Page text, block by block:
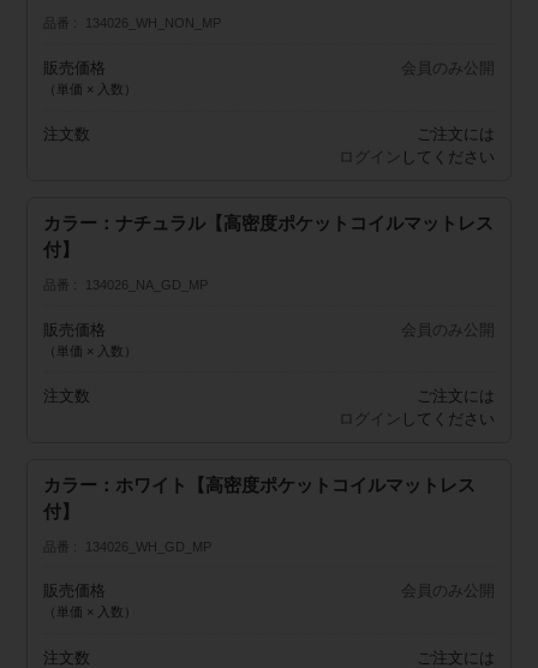
品番 134026_WH_NON_MP
販売価格
（単価 × 入数）
会員のみ公開
注文数
ご注文には
ログイン してください
カラー：ナチュラル【高密度ポケットコイルマットレス
付】
品番 134026_NA_GD_MP
販売価格
（単価 × 入数）
会員のみ公開
注文数
ご注文には
ログイン してください
カラー：ホワイト【高密度ポケットコイルマットレス
付】
品番 134026_WH_GD_MP
販売価格
（単価 × 入数）
会員のみ公開
注文数
ご注文には